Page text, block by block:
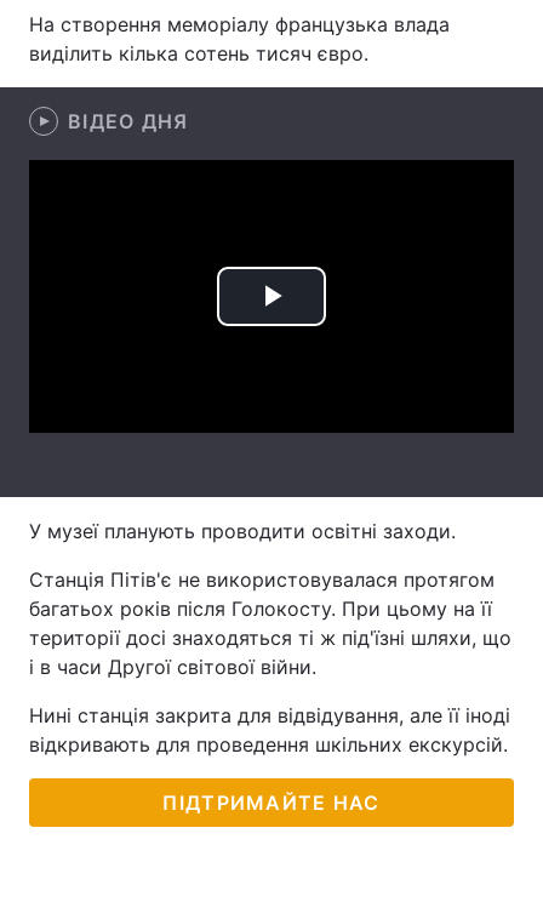
Спорт Наука
Зброя
Вакансії
Контакти
Послуги
На створення меморіалу французька влада
виділить кілька сотень тисяч євро.
ВІДЕО ДНЯ
Play
У музеї планують проводити освітні заходи.
Станція Пітів'є не використовувалася протягом
багатьох років після Голокосту. При цьому на її
території досі знаходяться ті ж під'їзні шляхи, що
і в часи Другої світової війни.
Нині станція закрита для відвідування, але її іноді
відкривають для проведення шкільних екскурсій.
ПІДТРИМАЙТЕ НАС